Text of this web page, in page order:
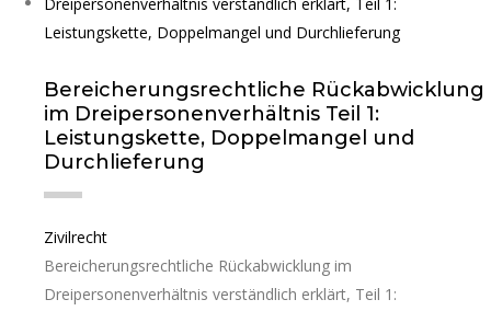
Bereicherungsrechtliche Rückabwicklung
im Dreipersonenverhältnis Teil 1:
Leistungskette, Doppelmangel und
Durchlieferung
Zivilrecht
Bereicherungsrechtliche Rückabwicklung im
Dreipersonenverhältnis verständlich erklärt, Teil 1: